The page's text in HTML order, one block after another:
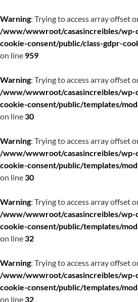
Warning: Trying to access array offset
/www/wwwroot/casasincreibles/wp-
cookie-consent/public/class-gdpr-
on line 959
Warning: Trying to access array offset
/www/wwwroot/casasincreibles/wp-
cookie-consent/public/templates/
on line30
Warning: Trying to access array offset
/www/wwwroot/casasincreibles/wp-
cookie-consent/public/templates/
on line30
Warning: Trying to access array offset
/www/wwwroot/casasincreibles/wp-
cookie-consent/public/templates/
on line32
Warning: Trying to access array offset
/www/wwwroot/casasincreibles/wp-
cookie-consent/public/templates/
on line32